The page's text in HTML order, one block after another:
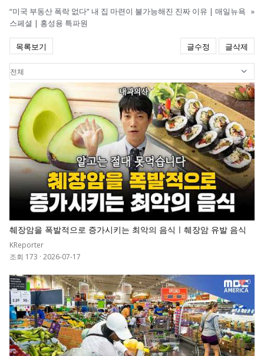
“미국 부동산 폭락 없다” 내 집 마련이 불가능해진 진짜 이유 | 매일뉴욕
스페셜 | 홍성용 특파원
»
목록보기 글수정 글삭제
췌장암을 폭발적으로 증가시키는 최악의 음식ㅣ췌장암 유발 음식
KReporter
조회 173 · 2026-07-17
0
0